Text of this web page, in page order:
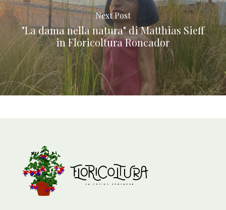
Next Post
"La dama nella natura" di Matthias Sieff
in Floricoltura Roncador